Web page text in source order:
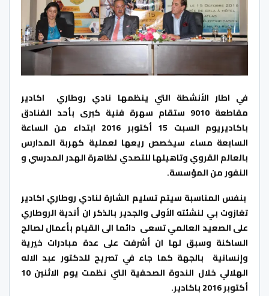
في اطار الأنشطة التي ينظمها نادي روطاري اكادير
مقاطعة 9010 ستقام سهرة فنية كبرى بأحد الفنادق
باكاديريوم السبت 15 أكتوبر 2016 ابتداء من الساعة
السابعة مساء سيخصص ريعها لعملية كهربة المدارس
بالعالم القروي وتاهيلها للتصدي لظاهرة الهدر المدرسي و
النفور من المؤسسة.
بنفس المناسبة سيتم تسليم الشارة لنادي روطاري اكادير
تغازوت بي لنشئته الأولى والجدير بالذكر ان أندية الروطاري
على الصعيد العالمي تسعى دائما الى القيام بأعمال لصالح
الساكنة وسبق لها ان أشرفت على عدة مبادرات خيرية
وإنسانية بالجهة كما جاء في تصريح للدكتور عبد الاله
الهلالي خلال الندوة الصحفية التي نظمت يوم الاثنين 10
أكتوبر 2016 باكادير.